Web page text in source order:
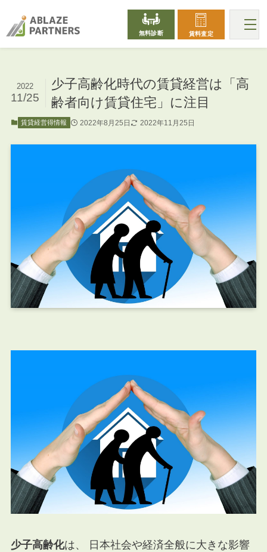
無料診断 賃料査定
少子高齢化時代の賃貸経営は「高
齢者向け賃貸住宅」に注目
2022
11/25
賃貸経営得情報 2022年8月25日 2022年11月25日
少子高齢化は、 日本社会や経済全般に大きな影響